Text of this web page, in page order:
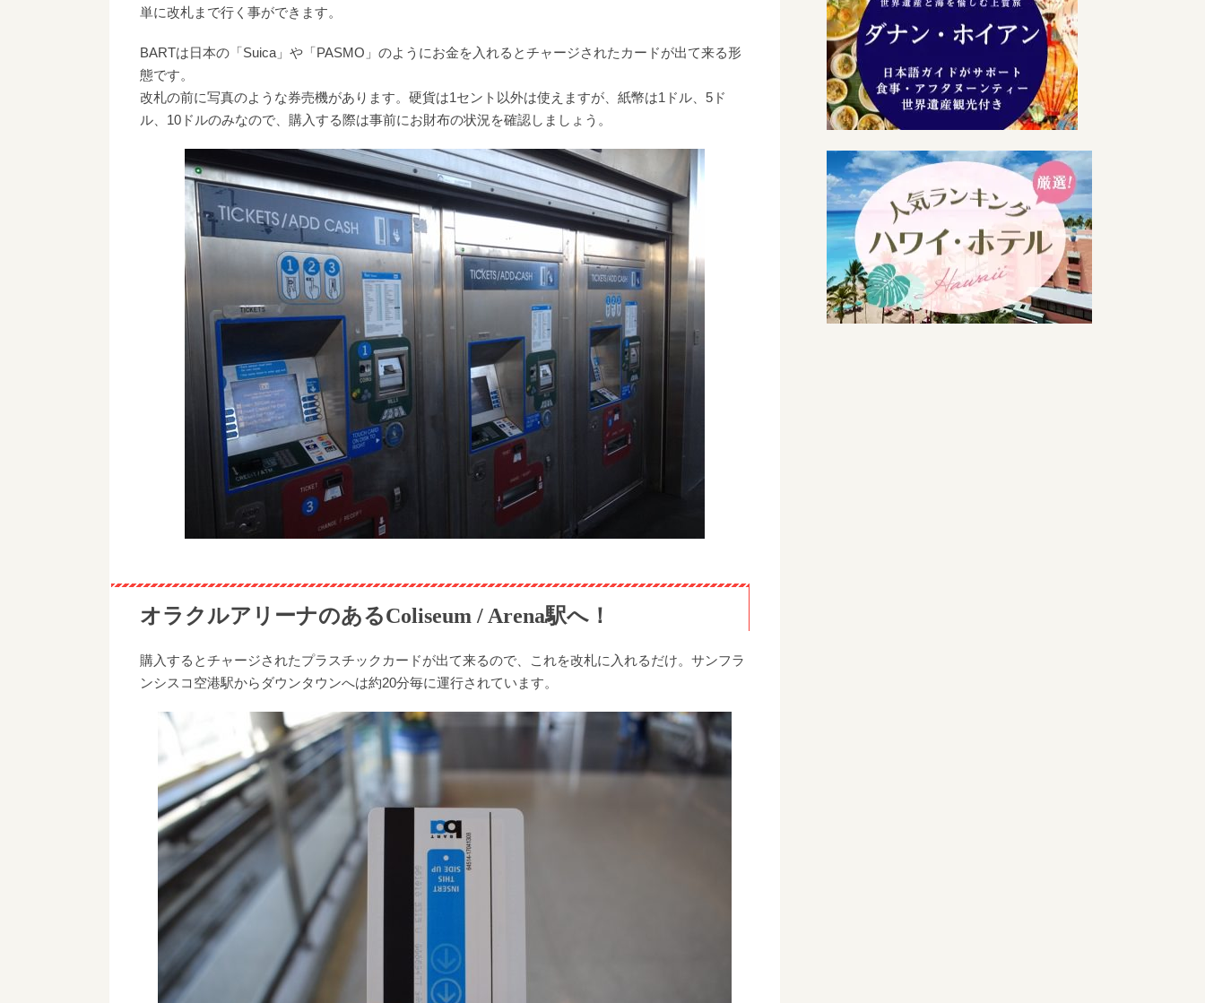
単に改札まで行く事ができます。
BARTは日本の「Suica」や「PASMO」のようにお金を入れるとチャージされたカードが出て来る形
態です。
改札の前に写真のような券売機があります。硬貨は1セント以外は使えますが、紙幣は1ドル、5ド
ル、10ドルのみなので、購入する際は事前にお財布の状況を確認しましょう。
オラクルアリーナのあるColiseum / Arena駅へ！
購入するとチャージされたプラスチックカードが出て来るので、これを改札に入れるだけ。サンフラ
ンシスコ空港駅からダウンタウンへは約20分毎に運行されています。